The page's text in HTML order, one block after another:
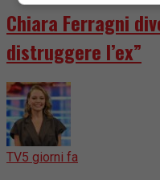
Chiara Ferragni
distruggere l’ex”
TV5 giorni fa